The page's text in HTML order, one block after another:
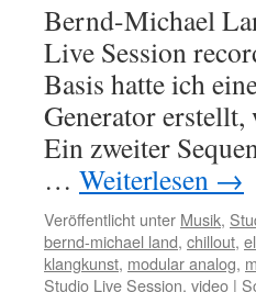
Bernd-Michael
Live Session
Basis hatte ich
Generator
Ein zweiter
… Weiterlesen →
Veröffentlicht unter Musik,
bernd-michael land, chillout,
klangkunst, modular analog,
Studio Live Session, video |